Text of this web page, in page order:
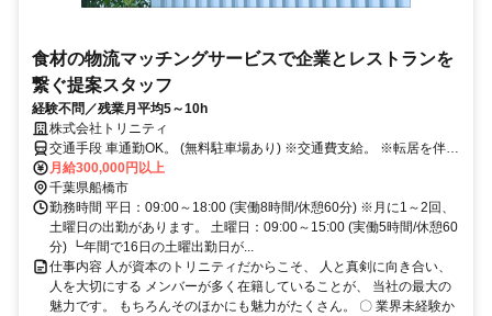
食材の物流マッチングサービスで企業とレストランを
繋ぐ提案スタッフ
経験不問／残業月平均5～10h
株式会社トリニティ
交通手段 車通勤OK。 (無料駐車場あり) ※交通費支給。 ※転居を伴う
転勤なし。 ※寮完備・社宅完備。 【最寄り駅】 ・新京成電鉄線「前
原駅」
月給300,000円以上
千葉県船橋市
勤務時間 平日：09:00～18:00 (実働8時間/休憩60分) ※月に1～2回、
土曜日の出勤があります。 土曜日：09:00～15:00 (実働5時間/休憩60
分) ┗年間で16日の土曜出勤日が...
仕事内容 人が資本のトリニティだからこそ、 人と真剣に向き合い、
人を大切にする メンバーが多く在籍していることが、 当社の最大の
魅力です。 もちろんそのほかにも魅力がたくさん。 〇 業界未経験か